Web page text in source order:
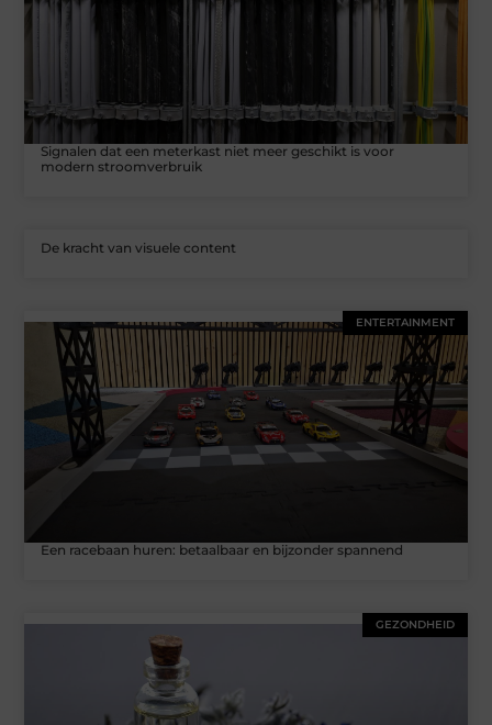
Signalen dat een meterkast niet meer geschikt is voor
modern stroomverbruik
De kracht van visuele content
ENTERTAINMENT
Een racebaan huren: betaalbaar en bijzonder spannend
GEZONDHEID